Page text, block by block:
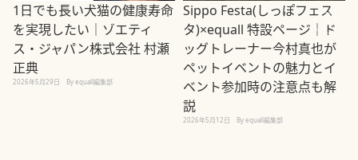
1日でも長い犬猫の健康寿命
を実現したい｜ゾエティ
ス・ジャパン株式会社 村瀬
正典
2026年5月29日 By equall編集部
Sippo Festa(しっぽフェス
タ)×equall 特設ページ｜ド
ッグトレーナー今村真也が
ペットイベントの魅力とイ
ベント参加時の注意点も解
説
2026年5月12日 By equall編集部